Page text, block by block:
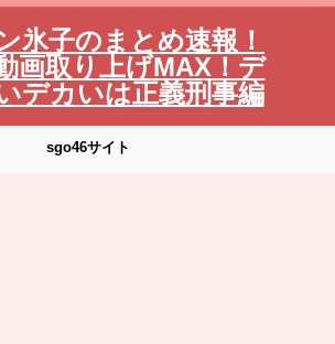
氷子のまとめ速報！
画取り上げMAX！デ
デカいは正義刑事編
sgo46サイト